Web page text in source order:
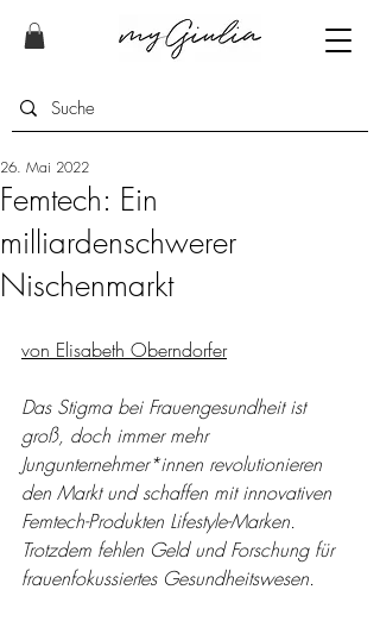
Femtech: Ein
milliardenschwerer
Nischenmarkt
26. Mai 2022
von Elisabeth Oberndorfer
Das Stigma bei Frauengesundheit ist
groß, doch immer mehr
Jungunternehmer*innen revolutionieren
den Markt und schaffen mit innovativen
Femtech-Produkten Lifestyle-Marken.
Trotzdem fehlen Geld und Forschung für
frauenfokussiertes Gesundheitswesen.